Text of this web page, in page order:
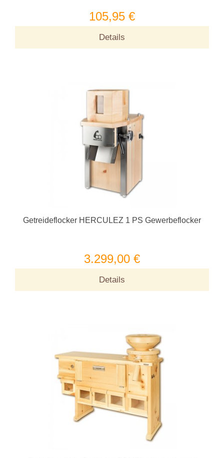
105,95 €
Details
Getreideflocker HERCULEZ 1 PS Gewerbeflocker
3.299,00 €
Details